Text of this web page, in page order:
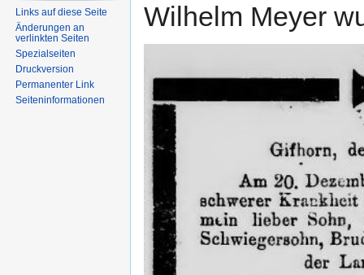
Wilhelm Meyer
Links auf diese Seite
Änderungen an
verlinkten Seiten
Spezialseiten
Druckversion
Permanenter Link
Seiten­informationen